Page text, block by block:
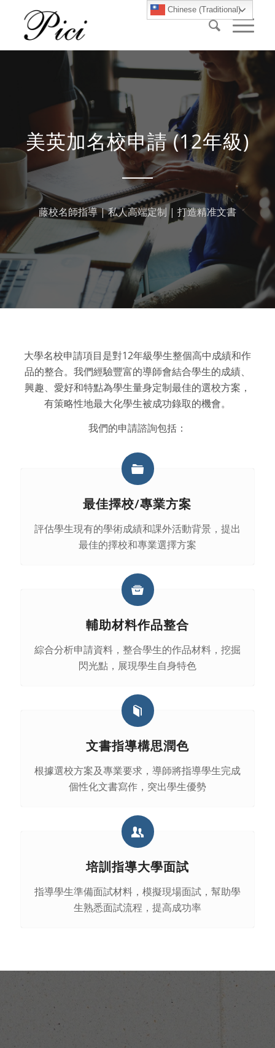
美英加名校申請 (12年級)
藤校名師指導 | 私人高端定制 | 打造精准文書
大學名校申請項目是對12年級學生整個高中成績和作
品的整合。我們經驗豐富的導師會結合學生的成績、
興趣、愛好和特點為學生量身定制最佳的選校方案，
有策略性地最大化學生被成功錄取的機會。
我們的申請諮詢包括：
最佳擇校/專業方案
評估學生現有的學術成績和課外活動背景，提出
最佳的擇校和專業選擇方案
輔助材料作品整合
綜合分析申請資料，整合學生的作品材料，挖掘
閃光點，展現學生自身特色
文書指導構思潤色
根據選校方案及專業要求，導師將指導學生完成
個性化文書寫作，突出學生優勢
培訓指導大學面試
指導學生準備面試材料，模擬現場面試，幫助學
生熟悉面試流程，提高成功率
Chinese (Traditional)